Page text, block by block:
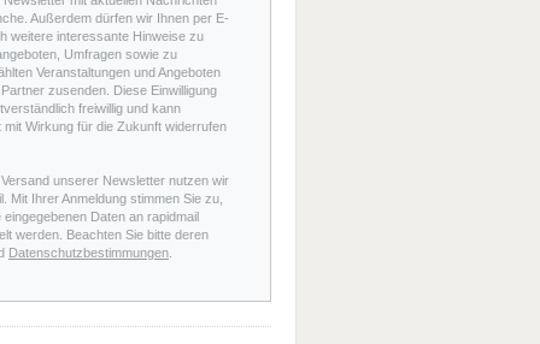
Außerdem dürfen wir Ihnen per E-
weitere interessante Hinweise zu
Umfragen sowie zu
Veranstaltungen und Angeboten
zusenden. Diese Einwilligung
freiwillig und kann
mit Wirkung für die Zukunft widerrufen
Versand unserer Newsletter nutzen wir
Mit Ihrer Anmeldung stimmen Sie zu,
eingegebenen Daten an rapidmail
werden. Beachten Sie bitte deren
Datenschutzbestimmungen.